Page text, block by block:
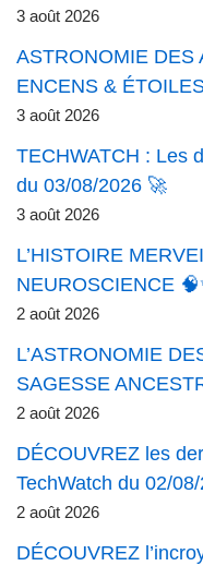
3 août 2026
ASTRONOMIE DES
ENCENS &
3 août 2026
TECHWATCH : Les
du 03/08/2026 🚀
3 août 2026
L’HISTOIRE
NEUROSCIENCE
2 août 2026
L’ASTRONOMIE
SAGESSE
2 août 2026
DÉCOUVREZ les
TechWatch du 02/
2 août 2026
DÉCOUVREZ